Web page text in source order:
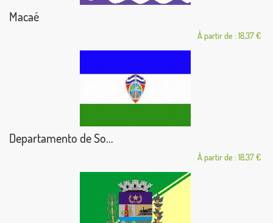
Macaé
À partir de : 18,37 €
Departamento de So...
À partir de : 18,37 €